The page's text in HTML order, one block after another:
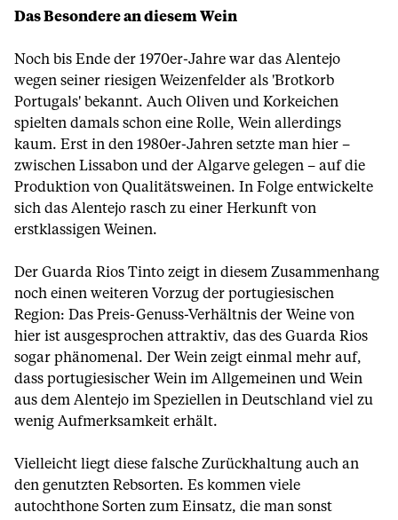
Das Besondere an diesem Wein
Noch bis Ende der 1970er-Jahre war das Alentejo
wegen seiner riesigen Weizenfelder als 'Brotkorb
Portugals' bekannt. Auch Oliven und Korkeichen
spielten damals schon eine Rolle, Wein allerdings
kaum. Erst in den 1980er-Jahren setzte man hier –
zwischen Lissabon und der Algarve gelegen – auf die
Produktion von Qualitätsweinen. In Folge entwickelte
sich das Alentejo rasch zu einer Herkunft von
erstklassigen Weinen.
Der Guarda Rios Tinto zeigt in diesem Zusammenhang
noch einen weiteren Vorzug der portugiesischen
Region: Das Preis-Genuss-Verhältnis der Weine von
hier ist ausgesprochen attraktiv, das des Guarda Rios
sogar phänomenal. Der Wein zeigt einmal mehr auf,
dass portugiesischer Wein im Allgemeinen und Wein
aus dem Alentejo im Speziellen in Deutschland viel zu
wenig Aufmerksamkeit erhält.
Vielleicht liegt diese falsche Zurückhaltung auch an
den genutzten Rebsorten. Es kommen viele
autochthone Sorten zum Einsatz, die man sonst